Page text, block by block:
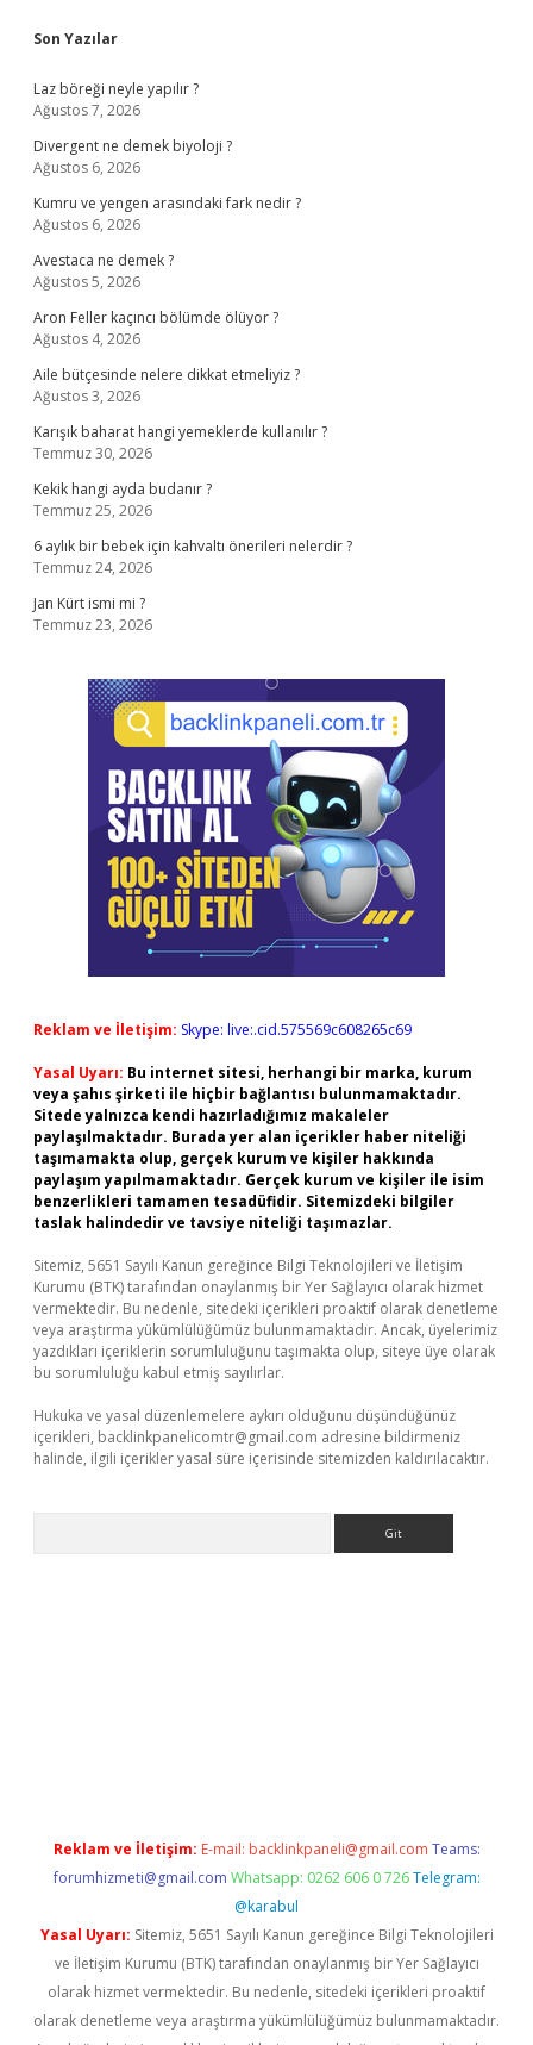
Sidebar
Son Yazılar
Laz böreği neyle yapılır ?
Ağustos 7, 2026
Divergent ne demek biyoloji ?
Ağustos 6, 2026
Kumru ve yengen arasındaki fark nedir ?
Ağustos 6, 2026
Avestaca ne demek ?
Ağustos 5, 2026
Aron Feller kaçıncı bölümde ölüyor ?
Ağustos 4, 2026
Aile bütçesinde nelere dikkat etmeliyiz ?
Ağustos 3, 2026
Karışık baharat hangi yemeklerde kullanılır ?
Temmuz 30, 2026
Kekik hangi ayda budanır ?
Temmuz 25, 2026
6 aylık bir bebek için kahvaltı önerileri nelerdir ?
Temmuz 24, 2026
Jan Kürt ismi mi ?
Temmuz 23, 2026
Reklam ve İletişim: Skype: live:.cid.575569c608265c69
Yasal Uyarı: Bu internet sitesi, herhangi bir marka, kurum
veya şahıs şirketi ile hiçbir bağlantısı bulunmamaktadır.
Sitede yalnızca kendi hazırladığımız makaleler
paylaşılmaktadır. Burada yer alan içerikler haber niteliği
taşımamakta olup, gerçek kurum ve kişiler hakkında
paylaşım yapılmamaktadır. Gerçek kurum ve kişiler ile isim
benzerlikleri tamamen tesadüfidir. Sitemizdeki bilgiler
taslak halindedir ve tavsiye niteliği taşımazlar.
Sitemiz, 5651 Sayılı Kanun gereğince Bilgi Teknolojileri ve İletişim
Kurumu (BTK) tarafından onaylanmış bir Yer Sağlayıcı olarak hizmet
vermektedir. Bu nedenle, sitedeki içerikleri proaktif olarak denetleme
veya araştırma yükümlülüğümüz bulunmamaktadır. Ancak, üyelerimiz
yazdıkları içeriklerin sorumluluğunu taşımakta olup, siteye üye olarak
bu sorumluluğu kabul etmiş sayılırlar.
Hukuka ve yasal düzenlemelere aykırı olduğunu düşündüğünüz
içerikleri, backlinkpanelicomtr@gmail.com adresine bildirmeniz
halinde, ilgili içerikler yasal süre içerisinde sitemizden kaldırılacaktır.
Reklam ve İletişim: E-mail: backlinkpaneli@gmail.com Teams:
forumhizmeti@gmail.com Whatsapp: 0262 606 0 726 Telegram:
@karabul
Yasal Uyarı: Sitemiz, 5651 Sayılı Kanun gereğince Bilgi Teknolojileri
ve İletişim Kurumu (BTK) tarafından onaylanmış bir Yer Sağlayıcı
olarak hizmet vermektedir. Bu nedenle, sitedeki içerikleri proaktif
olarak denetleme veya araştırma yükümlülüğümüz bulunmamaktadır.